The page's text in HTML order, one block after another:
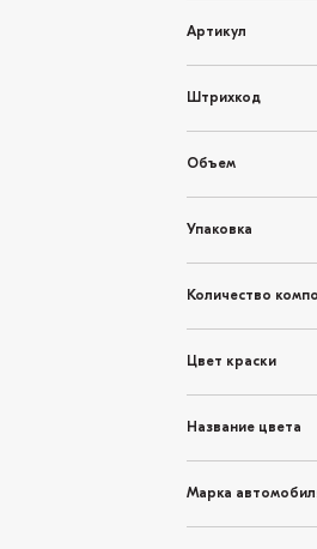
Артикул
Штрихкод
Объем
Упаковка
Количество
Цвет краски
Название цвета
Марка